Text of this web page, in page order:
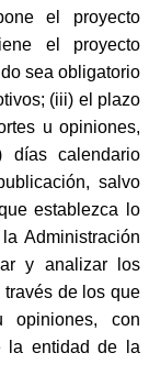
el proyecto
el proyecto
sea obligatorio
(iii) el plazo
u opiniones,
calendario
salvo
establezca lo
Administración
y analizar los
de los que
opiniones, con
la entidad de la